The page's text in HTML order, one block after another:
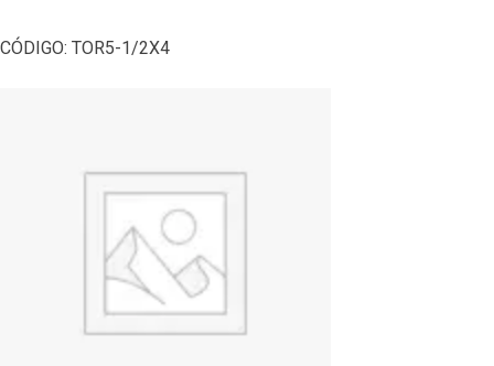
CÓDIGO: TOR5-1/2X4